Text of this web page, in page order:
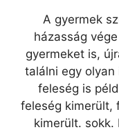
A gyermek
házasság
gyermeket is,
találni egy
feleség is
feleség kimerült,
kimerült.